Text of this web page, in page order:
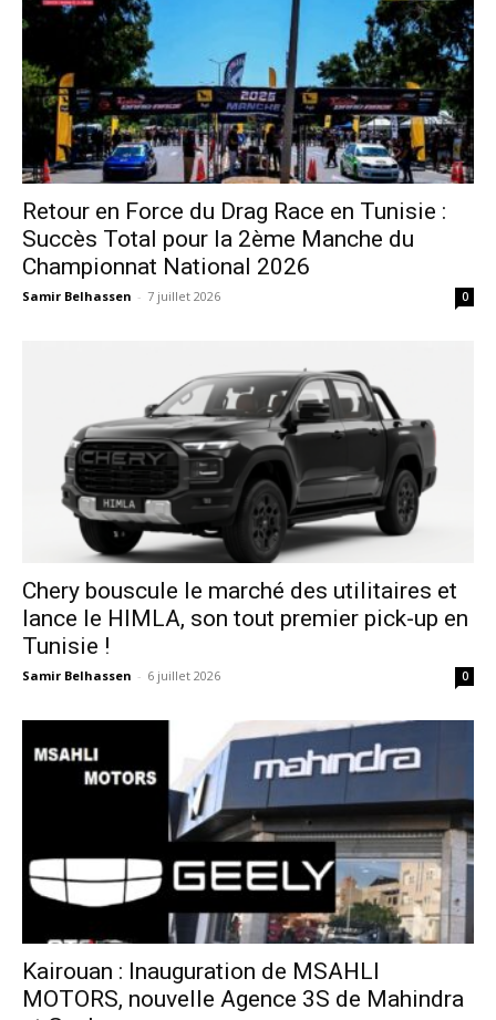
Retour en Force du Drag Race en Tunisie :
Succès Total pour la 2ème Manche du
Championnat National 2026
Samir Belhassen - 7 juillet 2026 0
Chery bouscule le marché des utilitaires et
lance le HIMLA, son tout premier pick-up en
Tunisie !
Samir Belhassen - 6 juillet 2026 0
Kairouan : Inauguration de MSAHLI
MOTORS, nouvelle Agence 3S de Mahindra